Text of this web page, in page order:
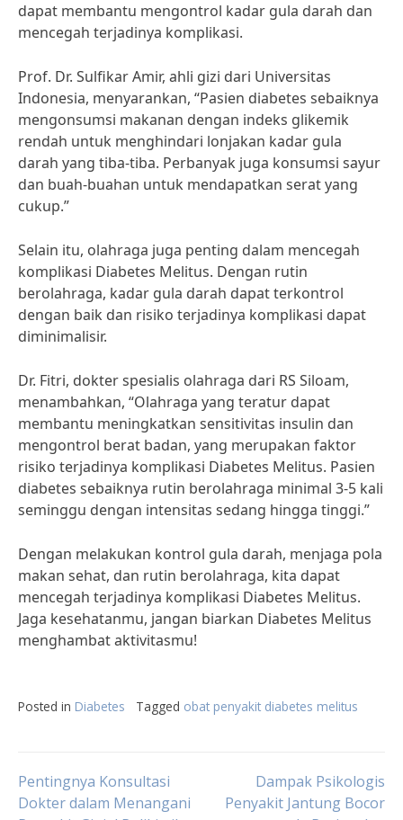
dapat membantu mengontrol kadar gula darah dan
mencegah terjadinya komplikasi.
Prof. Dr. Sulfikar Amir, ahli gizi dari Universitas
Indonesia, menyarankan, “Pasien diabetes sebaiknya
mengonsumsi makanan dengan indeks glikemik
rendah untuk menghindari lonjakan kadar gula
darah yang tiba-tiba. Perbanyak juga konsumsi sayur
dan buah-buahan untuk mendapatkan serat yang
cukup.”
Selain itu, olahraga juga penting dalam mencegah
komplikasi Diabetes Melitus. Dengan rutin
berolahraga, kadar gula darah dapat terkontrol
dengan baik dan risiko terjadinya komplikasi dapat
diminimalisir.
Dr. Fitri, dokter spesialis olahraga dari RS Siloam,
menambahkan, “Olahraga yang teratur dapat
membantu meningkatkan sensitivitas insulin dan
mengontrol berat badan, yang merupakan faktor
risiko terjadinya komplikasi Diabetes Melitus. Pasien
diabetes sebaiknya rutin berolahraga minimal 3-5 kali
seminggu dengan intensitas sedang hingga tinggi.”
Dengan melakukan kontrol gula darah, menjaga pola
makan sehat, dan rutin berolahraga, kita dapat
mencegah terjadinya komplikasi Diabetes Melitus.
Jaga kesehatanmu, jangan biarkan Diabetes Melitus
menghambat aktivitasmu!
Posted in Diabetes Tagged obat penyakit diabetes melitus
Post
Pentingnya Konsultasi
Dokter dalam Menangani
Dampak Psikologis
Penyakit Jantung Bocor